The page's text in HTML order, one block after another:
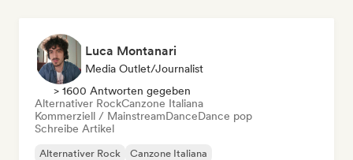
Luca Montanari
Media Outlet/Journalist
> 1600 Antworten gegeben
Alternativer RockCanzone Italiana
Kommerziell / MainstreamDanceDance pop
Schreibe Artikel
Alternativer Rock
Canzone Italiana